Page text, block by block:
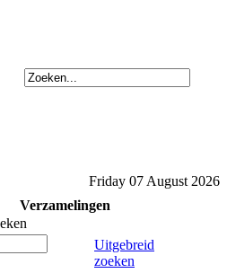
Friday 07 August 2026
Verzamelingen
Uitgebreid
zoeken